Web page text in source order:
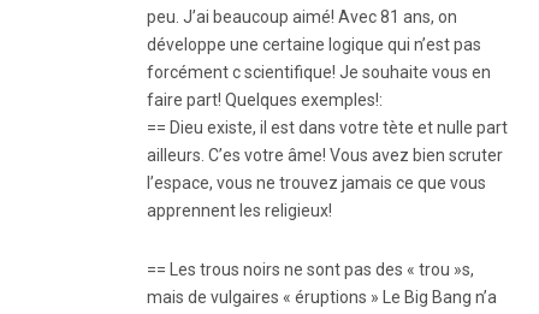
peu. J’ai beaucoup aimé! Avec 81 ans, on
développe une certaine logique qui n’est pas
forcément c scientifique! Je souhaite vous en
faire part! Quelques exemples!:
== Dieu existe, il est dans votre tète et nulle part
ailleurs. C’es votre âme! Vous avez bien scruter
l’espace, vous ne trouvez jamais ce que vous
apprennent les religieux!
== Les trous noirs ne sont pas des « trou »s,
mais de vulgaires « éruptions » Le Big Bang n’a